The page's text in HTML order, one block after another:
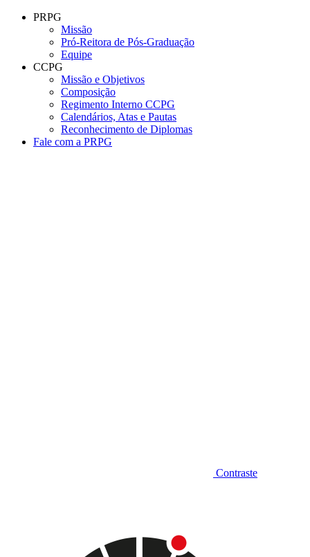
Conteúdo principal
PRPG
Missão
Pró-Reitora de Pós-Graduação
Equipe
CCPG
Missão e Objetivos
Composição
Regimento Interno CCPG
Calendários, Atas e Pautas
Reconhecimento de Diplomas
Fale com a PRPG
Contraste